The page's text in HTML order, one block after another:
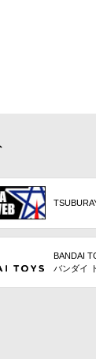
BANDAI
バンダイ